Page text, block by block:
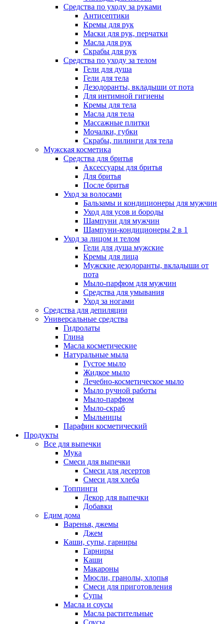
Средства по уходу за руками
Антисептики
Кремы для рук
Маски для рук, перчатки
Масла для рук
Скрабы для рук
Средства по уходу за телом
Гели для душа
Гели для тела
Дезодоранты, вкладыши от пота
Для интимной гигиены
Кремы для тела
Масла для тела
Массажные плитки
Мочалки, губки
Скрабы, пилинги для тела
Мужская косметика
Средства для бритья
Аксессуары для бритья
Для бритья
После бритья
Уход за волосами
Бальзамы и кондиционеры для мужчин
Уход для усов и бороды
Шампуни для мужчин
Шампуни-кондиционеры 2 в 1
Уход за лицом и телом
Гели для душа мужские
Кремы для лица
Мужские дезодоранты, вкладыши от
пота
Мыло-парфюм для мужчин
Средства для умывания
Уход за ногами
Средства для депиляции
Универсальные средства
Гидролаты
Глина
Масла косметические
Натуральные мыла
Густое мыло
Жидкое мыло
Лечебно-косметическое мыло
Мыло ручной работы
Мыло-парфюм
Мыло-скраб
Мыльницы
Парафин косметический
Продукты
Все для выпечки
Мука
Смеси для выпечки
Смеси для десертов
Смеси для хлеба
Топпинги
Декор для выпечки
Добавки
Едим дома
Варенья, джемы
Джем
Каши, супы, гарниры
Гарниры
Каши
Макароны
Мюсли, гранолы, хлопья
Смеси для приготовления
Супы
Масла и соусы
Масла растительные
Соусы